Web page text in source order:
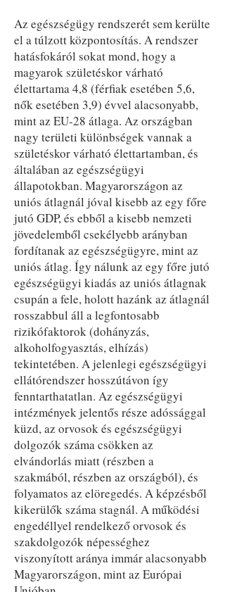
Az egészségügy rendszerét sem kerülte
el a túlzott központosítás. A rendszer
hatásfokáról sokat mond, hogy a
magyarok születéskor várható
élettartama 4,8 (férfiak esetében 5,6,
nők esetében 3,9) évvel alacsonyabb,
mint az EU-28 átlaga. Az országban
nagy területi különbségek vannak a
születéskor várható élettartamban, és
általában az egészségügyi
állapotokban. Magyarországon az
uniós átlagnál jóval kisebb az egy főre
jutó GDP, és ebből a kisebb nemzeti
jövedelemből csekélyebb arányban
fordítanak az egészségügyre, mint az
uniós átlag. Így nálunk az egy főre jutó
egészségügyi kiadás az uniós átlagnak
csupán a fele, holott hazánk az átlagnál
rosszabbul áll a legfontosabb
rizikófaktorok (dohányzás,
alkoholfogyasztás, elhízás)
tekintetében. A jelenlegi egészségügyi
ellátórendszer hosszútávon így
fenntarthatatlan. Az egészségügyi
intézmények jelentős része adóssággal
küzd, az orvosok és egészségügyi
dolgozók száma csökken az
elvándorlás miatt (részben a
szakmából, részben az országból), és
folyamatos az elöregedés. A képzésből
kikerülők száma stagnál. A működési
engedéllyel rendelkező orvosok és
szakdolgozók népességhez
viszonyított aránya immár alacsonyabb
Magyarországon, mint az Európai